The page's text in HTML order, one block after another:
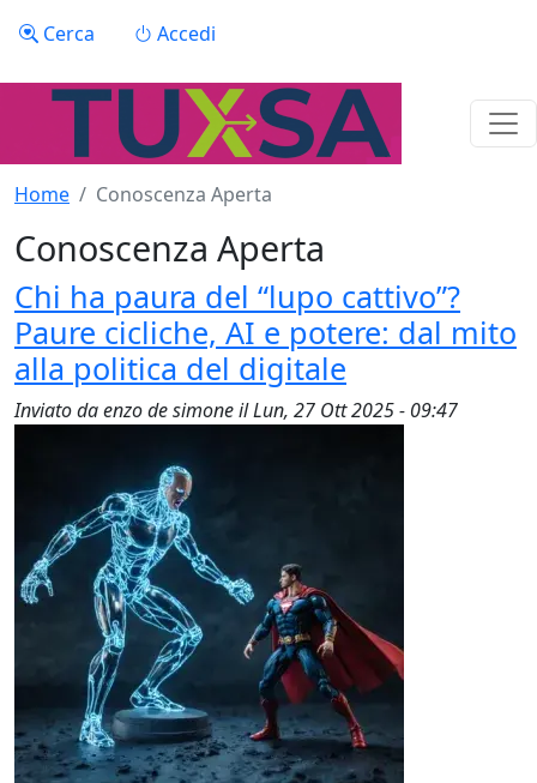
Menu profilo utente
Cerca Accedi
Home Conoscenza Aperta
Conoscenza Aperta
Chi ha paura del “lupo cattivo”?
Paure cicliche, AI e potere: dal mito
alla politica del digitale
Inviato daenzo de simoneilLun, 27 Ott 2025 - 09:47